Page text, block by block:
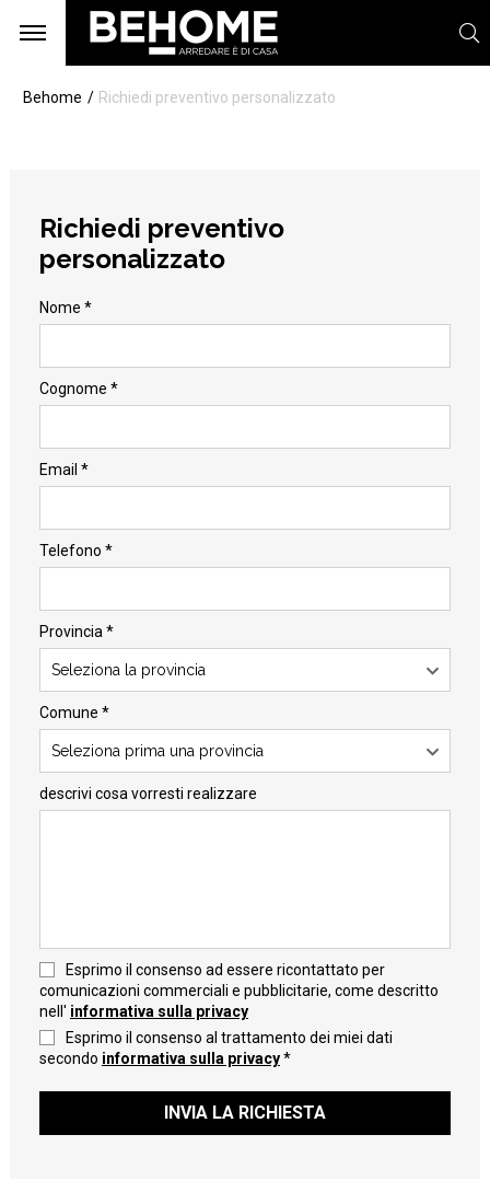
Behome Richiedi preventivo personalizzato
Richiedi preventivo
personalizzato
Nome *
Cognome *
Email *
Telefono *
Provincia *
Seleziona la provincia
Comune *
Seleziona prima una provincia
descrivi cosa vorresti realizzare
Esprimo il consenso ad essere ricontattato per
comunicazioni commerciali e pubblicitarie, come descritto
nell' informativa sulla privacy
Esprimo il consenso al trattamento dei miei dati
secondo informativa sulla privacy*
INVIA LA RICHIESTA